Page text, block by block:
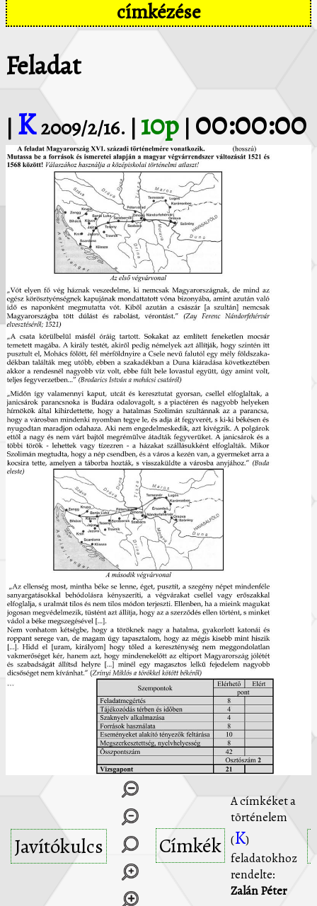
címkézése
Feladat
| K2009/2/16. | 10p | 00:00:00
Javítókulcs Címkék
A címkéket a
történelem
(K)
feladatokhoz
rendelte:
Zalán Péter